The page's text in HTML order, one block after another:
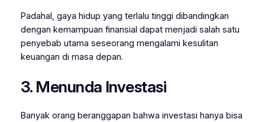
Padahal, gaya hidup yang terlalu tinggi dibandingkan
dengan kemampuan finansial dapat menjadi salah satu
penyebab utama seseorang mengalami kesulitan
keuangan di masa depan.
3. Menunda Investasi
Banyak orang beranggapan bahwa investasi hanya bisa